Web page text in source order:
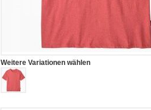
Weitere Variationen wählen